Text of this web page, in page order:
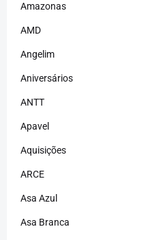
Amazonas
AMD
Angelim
Aniversários
ANTT
Apavel
Aquisições
ARCE
Asa Azul
Asa Branca